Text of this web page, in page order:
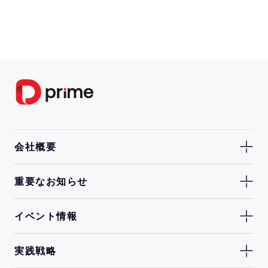
会社概要
重要なお知らせ
イベント情報
実践戦略